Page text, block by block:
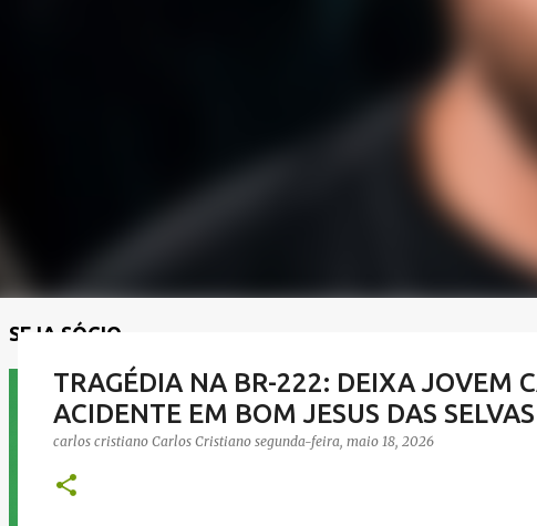
SEJA SÓCIO
TRAGÉDIA NA BR-222: DEIXA JOVEM
ACIDENTE EM BOM JESUS DAS SELVAS
carlos cristiano Carlos Cristiano segunda-feira, maio 18, 2026